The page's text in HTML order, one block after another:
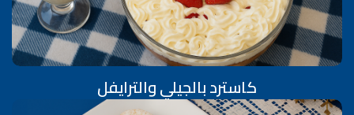
كاسترد بالجيلي والترايفل